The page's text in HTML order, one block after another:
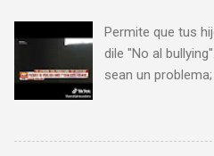
a Viernes de 7
8 pm y Domingos
informes: 944 672
Permite que tus
dile "No al
sean un
las artes
Encuéntranos en